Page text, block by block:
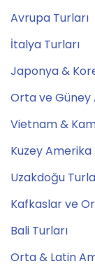
Avrupa Turları
İtalya Turları
Japonya &
Orta ve Güney
Vietnam &
Kuzey Amerika
Uzakdoğu
Kafkaslar ve
Bali Turları
Orta & Latin